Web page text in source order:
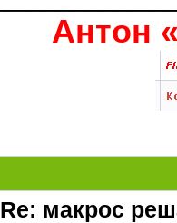
Антон
Re: макрос